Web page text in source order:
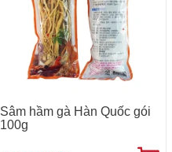
Sâm hầm gà Hàn Quốc gói
100g